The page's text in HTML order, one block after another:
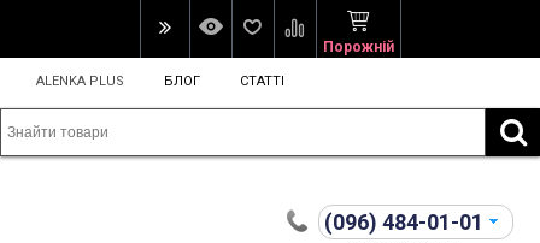
Порожній
ALENKA PLUS БЛОГ СТАТТІ
(096) 484-01-01